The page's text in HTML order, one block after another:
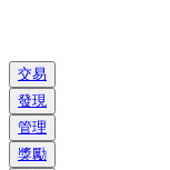
交易
發現
管理
獎勵